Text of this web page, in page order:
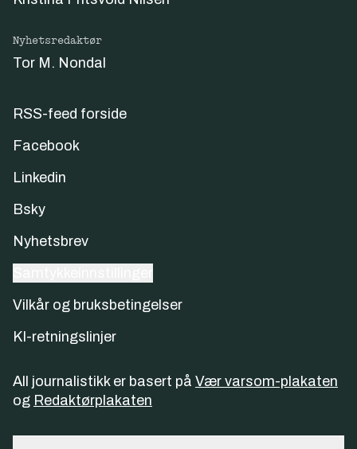
Nyhetsredaktør
Tor M. Nondal
RSS-feed forside
Facebook
Linkedin
Bsky
Nyhetsbrev
Vilkår og bruksbetingelser
KI-retningslinjer
All journalistikk er basert på Vær varsom-plakaten
og Redaktørplakaten